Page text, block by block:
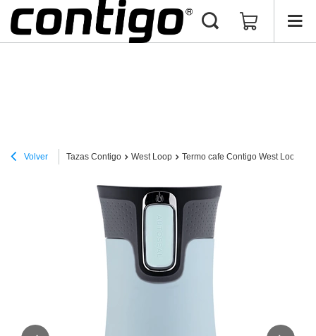
Volver Tazas Contigo West Loop Termo cafe Contigo West Loop